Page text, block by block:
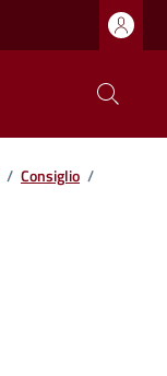
/ Consiglio /